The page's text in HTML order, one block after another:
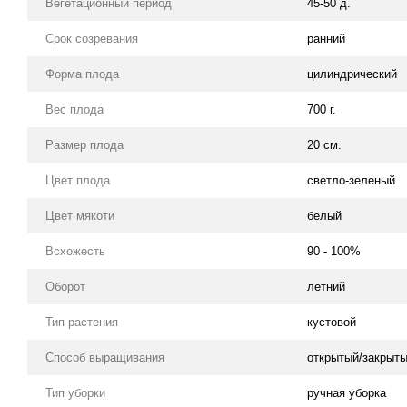
Вегетационный период 45-50 д.
Срок созревания ранний
Форма плода цилиндрический
Вес плода 700 г.
Размер плода 20 см.
Цвет плода светло-зеленый
Цвет мякоти белый
Всхожесть 90 - 100%
Оборот летний
Тип растения кустовой
Способ выращивания открытый/
Тип уборки ручная уборка